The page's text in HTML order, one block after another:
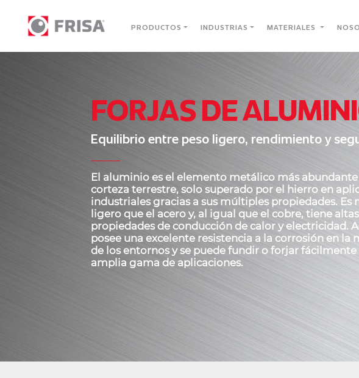
PRODUCTOS INDUSTRIAS MATERIALES
FORJAS DE
Equilibrio entre peso ligero, rendimiento y
El aluminio es el elemento metálico más abundante
corteza terrestre, solo superado por el hierro en
industriales gracias a sus múltiples propiedades. Es
ligero que el acero y, al igual que el cobre, tiene altas
propiedades de conducción de calor y electricidad.
posee una excelente resistencia a la corrosión en la
de los entornos y se puede fundir o forjar fácilmente
amplia gama de aplicaciones.